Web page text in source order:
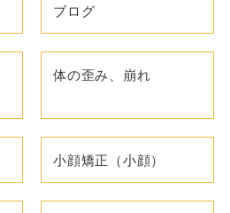
ブログ
体の歪み、崩れ
小顔矯正（小顔）